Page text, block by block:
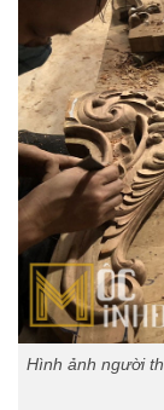
Hình ảnh người